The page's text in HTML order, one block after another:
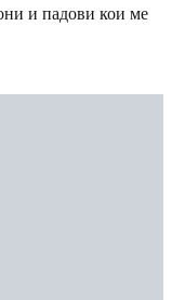
и падови кои ме